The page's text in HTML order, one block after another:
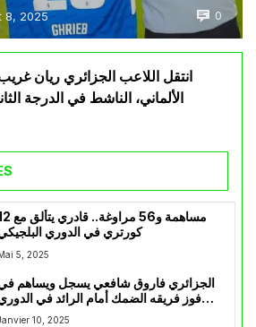
8, 2025 0
انتقل اللاعب الجزائري ريان
الألماني، الناشط في الدرجة
12 مساهمة و56 مراوغة..
كورتري في الدوري
5, 2025
الجزائري فاروق شافعي يسجل ويساهم
فوز فريقه الضمك أمام الرائد في
السعودي10, 2025